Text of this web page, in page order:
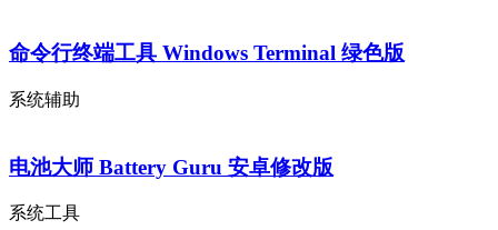
命令行终端工具 Windows Terminal 绿色版
系统辅助
电池大师 Battery Guru 安卓修改版
系统工具